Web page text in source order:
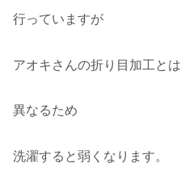
行っていますが
アオキさんの折り目加工とは
異なるため
洗濯すると弱くなります。